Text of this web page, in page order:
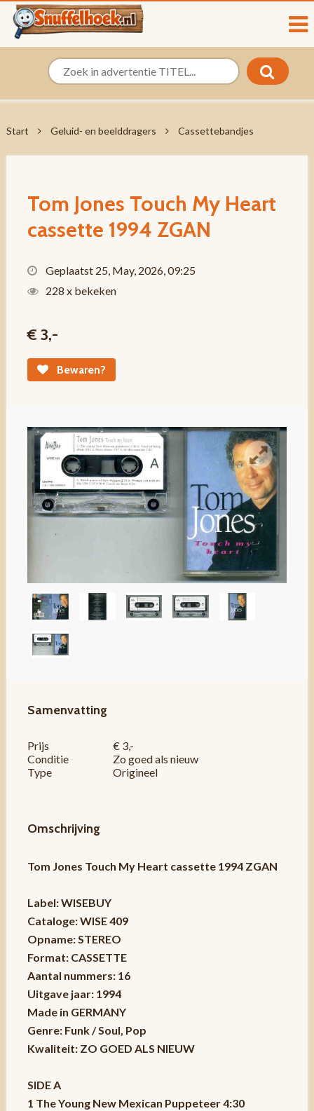
Start Geluid- en beelddragers Cassettebandjes
Tom Jones Touch My Heart
cassette 1994 ZGAN
Geplaatst 25, May, 2026, 09:25
228 x bekeken
€ 3,-
Bewaren?
Samenvatting
Prijs
€ 3,-
Conditie
Zo goed als nieuw
Type
Origineel
Omschrijving
Tom Jones Touch My Heart cassette 1994 ZGAN
Label: WISEBUY
Cataloge: WISE 409
Opname: STEREO
Format: CASSETTE
Aantal nummers: 16
Uitgave jaar: 1994
Made in GERMANY
Genre: Funk / Soul, Pop
Kwaliteit: ZO GOED ALS NIEUW
SIDE A
1 The Young New Mexican Puppeteer 4:30